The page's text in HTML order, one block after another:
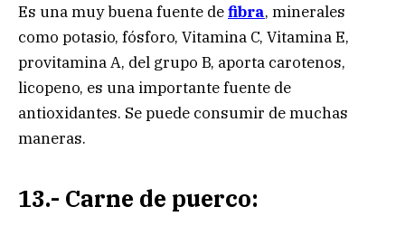
Es una muy buena fuente defibra, minerales
como potasio, fósforo, Vitamina C, Vitamina E,
provitamina A, del grupo B, aporta carotenos,
licopeno, es una importante fuente de
antioxidantes. Se puede consumir de muchas
maneras.
13.- Carne de puerco: